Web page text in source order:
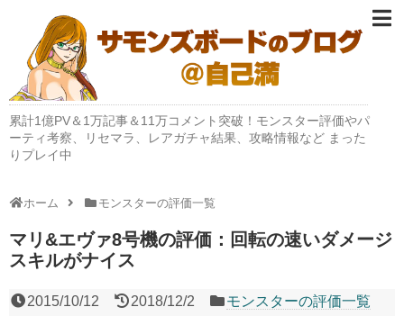
累計1億PV＆1万記事＆11万コメント突破！モンスター評価やパ
ーティ考察、リセマラ、レアガチャ結果、攻略情報など まった
りプレイ中
ホーム モンスターの評価一覧
マリ&エヴァ8号機の評価：回転の速いダメージ
スキルがナイス
2015/10/12 2018/12/2
モンスターの評価一覧